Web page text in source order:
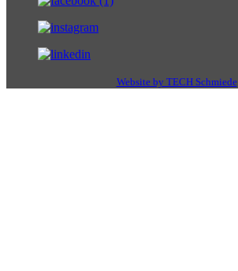
Website by TECH Schmiede